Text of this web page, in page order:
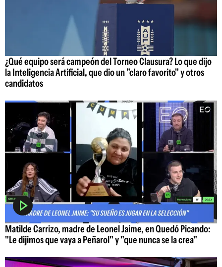
¿Qué equipo será campeón del Torneo Clausura? Lo que dijo
la Inteligencia Artificial, que dio un "claro favorito" y otros
candidatos
Matilde Carrizo, madre de Leonel Jaime, en Quedó Picando:
"Le dijimos que vaya a Peñarol" y "que nunca se la crea"